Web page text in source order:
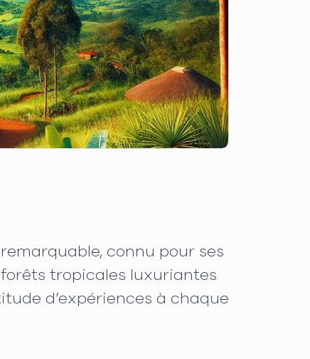
connu pour ses
tropicales luxuriantes
d’expériences à chaque